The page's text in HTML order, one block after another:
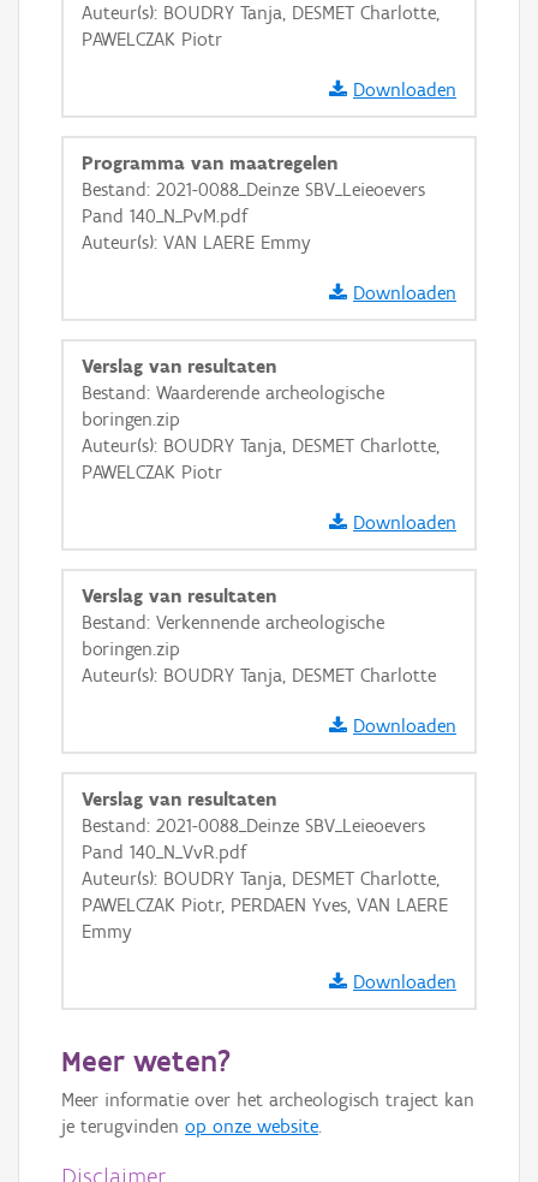
+ −
Basis Lagen
OSM-Basiskaart
GRB-Basiskaart
GRB-Basiskaart in grijswaarden
Auteur(s): BOUDRY Tanja, DESMET Charlotte,
PAWELCZAK Piotr
Downloaden
Programma van maatregelen
Bestand: 2021-0088_Deinze SBV_Leieoevers
Pand 140_N_PvM.pdf
Auteur(s): VAN LAERE Emmy
Downloaden
Verslag van resultaten
Bestand: Waarderende archeologische
boringen.zip
Auteur(s): BOUDRY Tanja, DESMET Charlotte,
PAWELCZAK Piotr
Downloaden
Verslag van resultaten
Bestand: Verkennende archeologische
boringen.zip
Auteur(s): BOUDRY Tanja, DESMET Charlotte
Downloaden
Verslag van resultaten
Bestand: 2021-0088_Deinze SBV_Leieoevers
Pand 140_N_VvR.pdf
Auteur(s): BOUDRY Tanja, DESMET Charlotte,
PAWELCZAK Piotr, PERDAEN Yves, VAN LAERE
Emmy
Downloaden
Meer weten?
Meer informatie over het archeologisch traject kan
je terugvinden op onze website.
Disclaimer